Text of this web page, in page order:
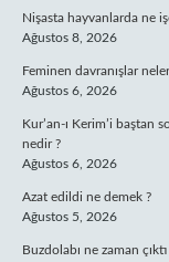
Nişasta hayvanlarda ne
Ağustos 8, 2026
Feminen davranışlar
Ağustos 6, 2026
Kur’an-ı Kerim’i baştan
nedir ?
Ağustos 6, 2026
Azat edildi ne demek ?
Ağustos 5, 2026
Buzdolabı ne zaman çıktı